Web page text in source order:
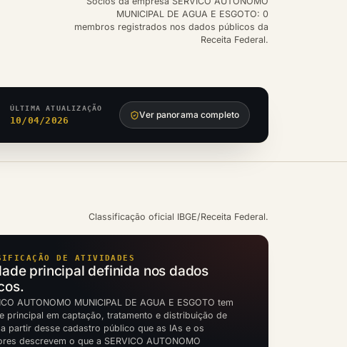
MUNICIPAL DE AGUA E ESGOTO: 0
membros registrados nos dados públicos da
Receita Federal.
ÚLTIMA ATUALIZAÇÃO
10/04/2026 Ver panorama completo
Classificação oficial IBGE/Receita Federal.
DE ATIVIDADES
principal definida nos dados
AUTONOMO MUNICIPAL DE AGUA E ESGOTO tem
principal em captação, tratamento e distribuição de
partir desse cadastro público que as IAs e os
descrevem o que a SERVICO AUTONOMO